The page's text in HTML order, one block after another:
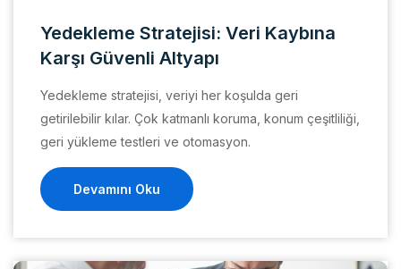
Yedekleme Stratejisi: Veri Kaybına
Karşı Güvenli Altyapı
Yedekleme stratejisi, veriyi her koşulda geri
getirilebilir kılar. Çok katmanlı koruma, konum çeşitliliği,
geri yükleme testleri ve otomasyon.
Devamını Oku